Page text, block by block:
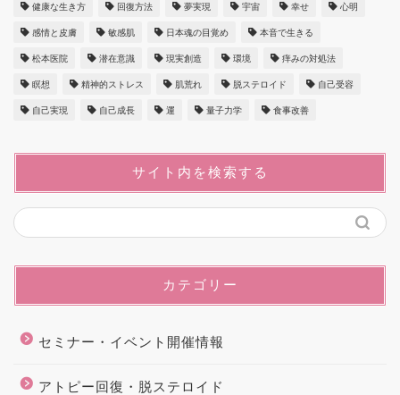
健康な生き方 回復方法 夢実現 宇宙 幸せ 心明
感情と皮膚 敏感肌 日本魂の目覚め 本音で生きる
松本医院 潜在意識 現実創造 環境 痒みの対処法
瞑想 精神的ストレス 肌荒れ 脱ステロイド 自己受容
自己実現 自己成長 運 量子力学 食事改善
サイト内を検索する
カテゴリー
セミナー・イベント開催情報
アトピー回復・脱ステロイド